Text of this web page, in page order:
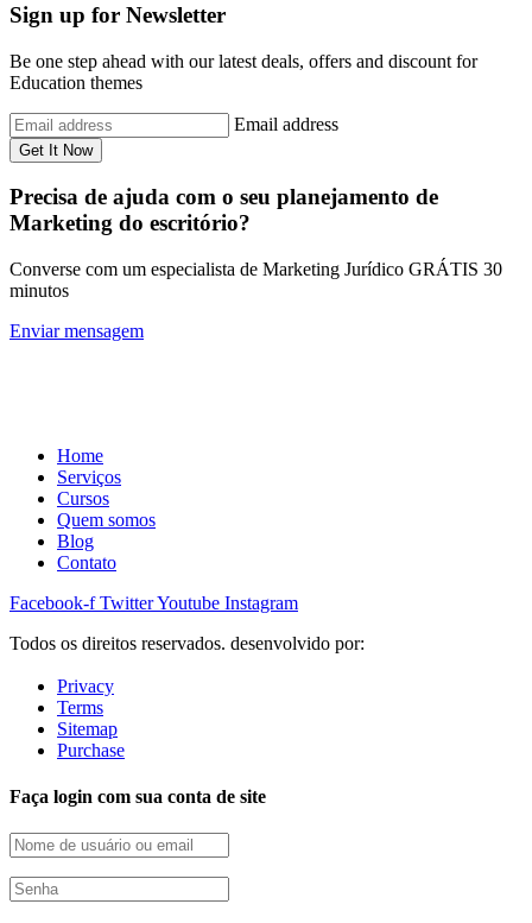
Sign up for Newsletter
Be one step ahead with our latest deals, offers and discount for
Education themes
Email address
Get It Now
Precisa de ajuda com o seu planejamento de
Marketing do escritório?
Converse com um especialista de Marketing Jurídico GRÁTIS 30
minutos
Enviar mensagem
Home
Serviços
Cursos
Quem somos
Blog
Contato
Facebook-f TwitterYoutube Instagram
Todos os direitos reservados. desenvolvido por:
Privacy
Terms
Sitemap
Purchase
Faça login com sua conta de site